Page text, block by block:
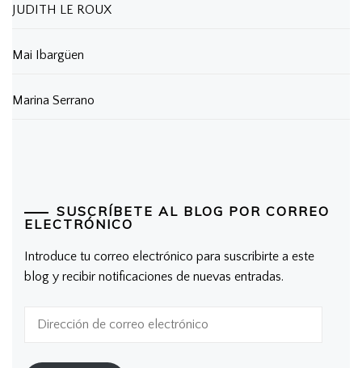
JUDITH LE ROUX
Mai Ibargüen
Marina Serrano
SUSCRÍBETE AL BLOG POR CORREO
ELECTRÓNICO
Introduce tu correo electrónico para suscribirte a este
blog y recibir notificaciones de nuevas entradas.